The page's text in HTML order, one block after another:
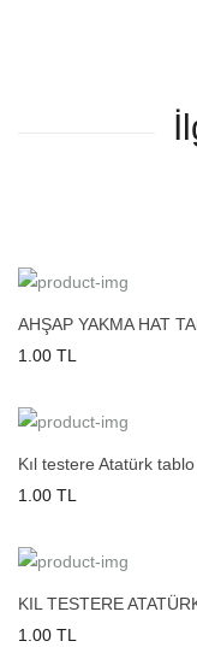
AHŞAP YAKMA HAT
1.00 TL
Kıl testere Atatürk tablo
1.00 TL
KIL TESTERE
1.00 TL